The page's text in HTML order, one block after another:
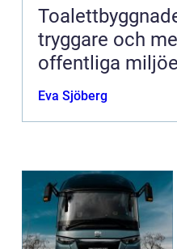
tryggare och
offentliga
Eva Sjöberg